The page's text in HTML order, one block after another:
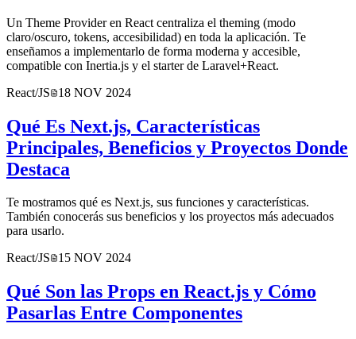
Un Theme Provider en React centraliza el theming (modo
claro/oscuro, tokens, accesibilidad) en toda la aplicación. Te
enseñamos a implementarlo de forma moderna y accesible,
compatible con Inertia.js y el starter de Laravel+React.
React/JS
18 NOV 2024
Qué Es Next.js, Características
Principales, Beneficios y Proyectos Donde
Destaca
Te mostramos qué es Next.js, sus funciones y características.
También conocerás sus beneficios y los proyectos más adecuados
para usarlo.
React/JS
15 NOV 2024
Qué Son las Props en React.js y Cómo
Pasarlas Entre Componentes